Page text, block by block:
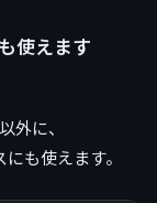
使えます
外に、
も使えます。